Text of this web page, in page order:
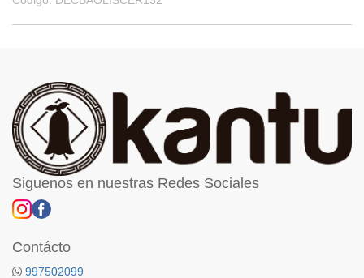
Siguenos en nuestras Redes Sociales
Contácto
997502099